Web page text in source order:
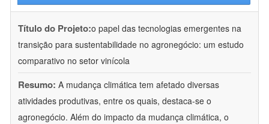
Título do Projeto:o papel das tecnologias emergentes na
transição para sustentabilidade no agronegócio: um estudo
comparativo no setor vinícola
Resumo: A mudança climática tem afetado diversas
atividades produtivas, entre os quais, destaca-se o
agronegócio. Além do impacto da mudança climática, o